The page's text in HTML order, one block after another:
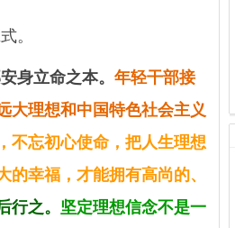
。
身立命之本。 年轻干部接
大理想和中国特色社会主义
不忘初心使命，把人生理想
幸福，才能拥有高尚的、
行之。 坚定理想信念不是一